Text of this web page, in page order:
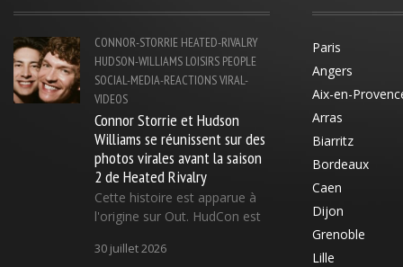
CONNOR-STORRIE HEATED-RIVALRY
HUDSON-WILLIAMS LOISIRS PEOPLE
SOCIAL-MEDIA-REACTIONSVIRAL-
VIDEOS
Connor Storrie et Hudson
Williams se réunissent sur des
photos virales avant la saison
2 de Heated Rivalry
Cette histoire est apparue à
l'origine sur Out. HudCon est
30 juillet 2026
Paris
Angers
Aix-en-
Arras
Biarritz
Bordeaux
Caen
Dijon
Grenoble
Lille